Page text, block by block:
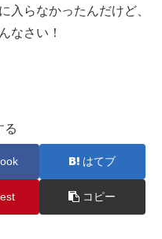
入らなかったんだけど、
なさい！
る
はてブ
コピー